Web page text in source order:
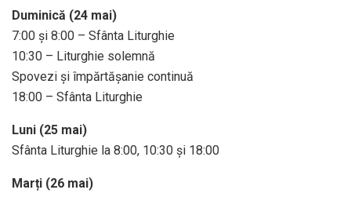
Duminică (24 mai)
7:00 și 8:00 – Sfânta Liturghie
10:30 – Liturghie solemnă
Spovezi și împărtășanie continuă
18:00 – Sfânta Liturghie
Luni (25 mai)
Sfânta Liturghie la 8:00, 10:30 și 18:00
Marți (26 mai)